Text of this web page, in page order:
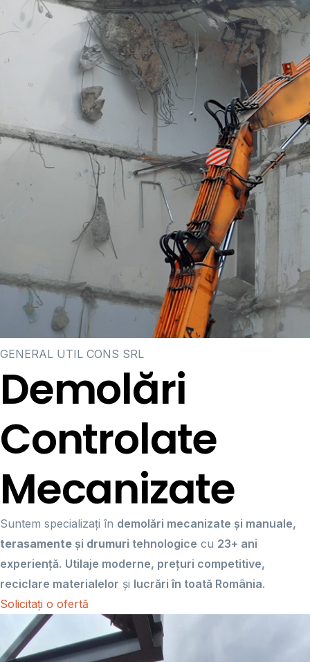
GENERAL UTIL CONS SRL
Demolări
Controlate
Mecanizate
Suntem specializați în demolări mecanizate și manuale,
terasamente și drumuri tehnologice cu 23+ ani
experiență. Utilaje moderne, prețuri competitive,
reciclare materialelor și lucrări în toată România.
Solicitați o ofertă